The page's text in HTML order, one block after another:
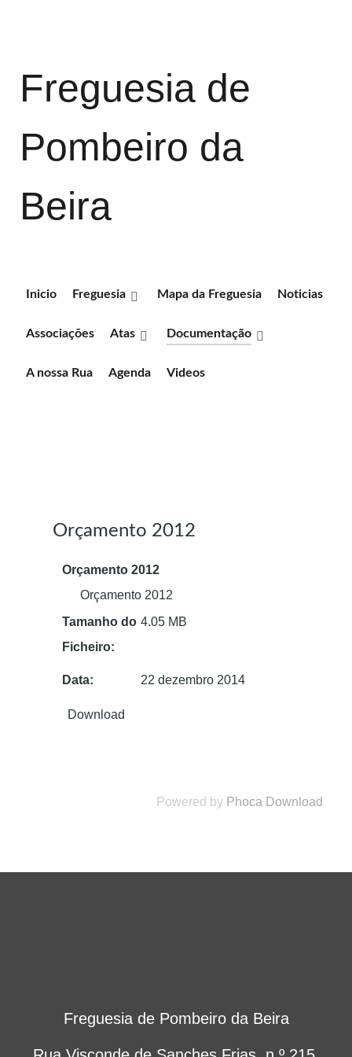
Freguesia de
Pombeiro da
Beira
Inicio Freguesia Mapa da Freguesia Noticias
Associações Atas Documentação
A nossa Rua Agenda Videos
Orçamento 2012
Orçamento 2012
Orçamento 2012
Tamanho do
Ficheiro:
4.05 MB
Data: 22 dezembro 2014
Powered by Phoca Download
Freguesia de Pombeiro da Beira